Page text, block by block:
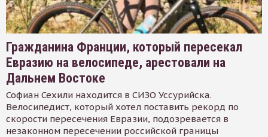
Гражданина Франции, который пересекал
Евразию на велосипеде, арестовали на
Дальнем Востоке
Софиан Сехили находится в СИЗО Уссурийска.
Велосипедист, который хотел поставить рекорд по
скорости пересечения Евразии, подозревается в
незаконном пересечении российской границы